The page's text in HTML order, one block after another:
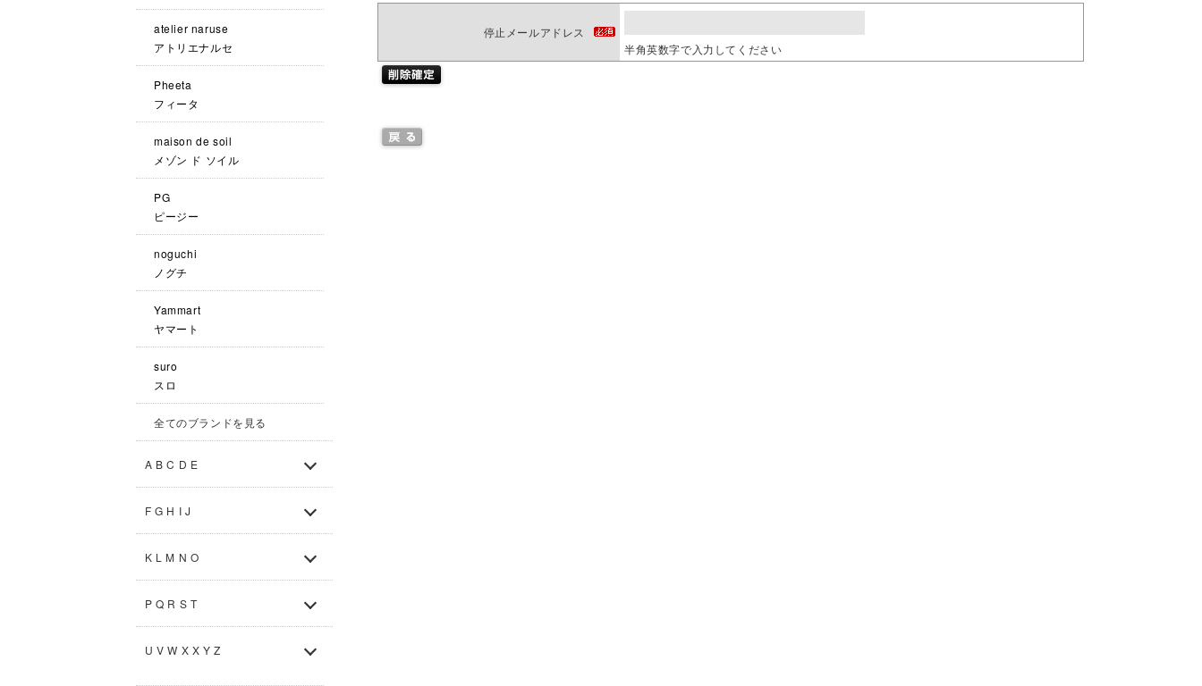
atelier naruse
アトリエナルセ
Pheeta
フィータ
maison de soil
メゾン ド ソイル
PG
ピージー
noguchi
ノグチ
Yammart
ヤマート
suro
スロ
全てのブランドを見る
A B C D E
F G H I J
K L M N O
P Q R S T
U V W X X Y Z
停止メールアドレス
半角英数字で入力してください